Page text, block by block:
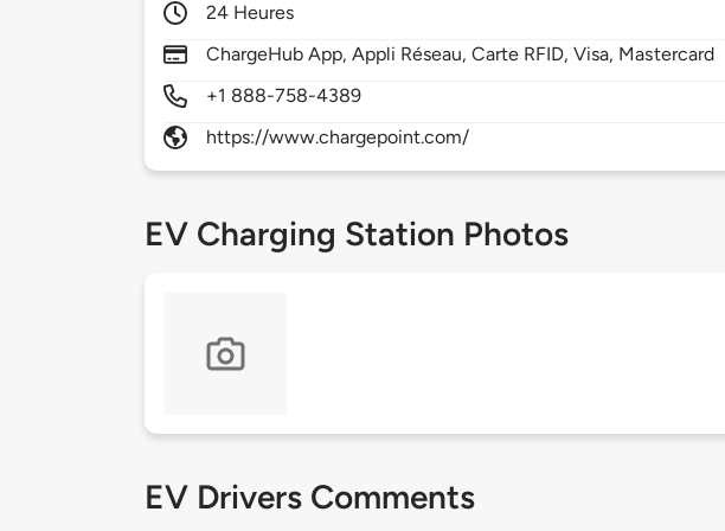
24 Heures
ChargeHub App, Appli Réseau, Carte RFID, Visa, Mastercard
+1 888-758-4389
https://www.chargepoint.com/
EV Charging Station Photos
EV Drivers Comments